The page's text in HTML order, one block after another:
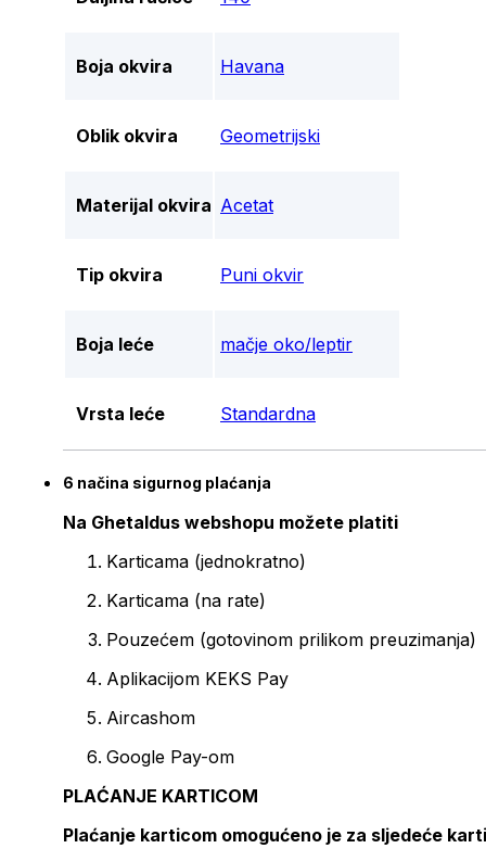
Boja okvira Havana
Oblik okvira Geometrijski
Materijal okvira Acetat
Tip okvira Puni okvir
Boja leće mačje oko/leptir
Vrsta leće Standardna
6 načina sigurnog plaćanja
Na Ghetaldus webshopu možete platiti
Karticama (jednokratno)
Karticama (na rate)
Pouzećem (gotovinom prilikom preuzimanja)
Aplikacijom KEKS Pay
Aircashom
Google Pay-om
PLAĆANJE KARTICOM
Plaćanje karticom omogućeno je za sljedeće